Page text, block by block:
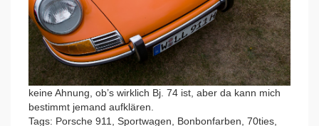
keine Ahnung, ob’s wirklich Bj. 74 ist, aber da kann mich
bestimmt jemand aufklären.
Tags: Porsche 911, Sportwagen, Bonbonfarben, 70ties,